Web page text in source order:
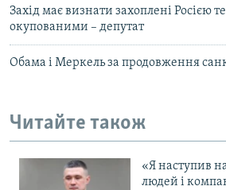
Захід має визнати захоплені Росією
окупованими – депутат
Обама і Меркель за продовження
Читайте також
«Я наступив
людей і